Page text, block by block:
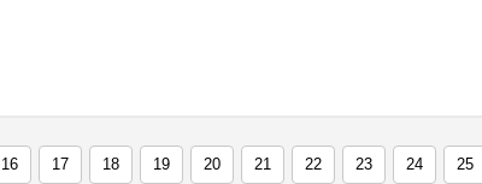
16 17 18 19 20 21 22 23 24 25